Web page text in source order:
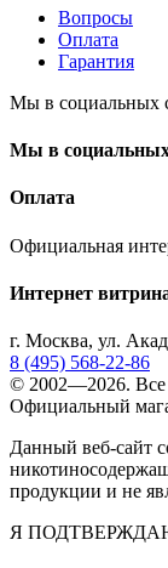
Вопросы
Оплата
Гарантия
Мы в социальных
Мы в социальных
Оплата
Официальная
Интернет
г. Москва, ул.
8 (495) 568-22-86
© 2002—2026. Все
Официальный
Данный веб-сайт
продукции и не
Я